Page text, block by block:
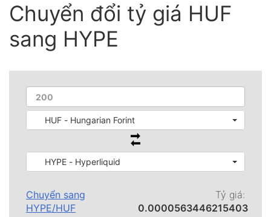
Chuyển đổi tỷ giá HUF
sang HYPE
HUF - Hungarian Forint
HYPE - Hyperliquid
Chuyển sang
HYPE/HUF
Tỷ giá:
0.0000563446215403